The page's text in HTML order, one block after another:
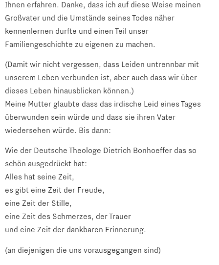
Ihnen erfahren. Danke, dass ich auf diese Weise meinen
Großvater und die Umstände seines Todes näher
kennenlernen durfte und einen Teil unser
Familiengeschichte zu eigenen zu machen.
(Damit wir nicht vergessen, dass Leiden untrennbar mit
unserem Leben verbunden ist, aber auch dass wir über
dieses Leben hinausblicken können.)
Meine Mutter glaubte dass das irdische Leid eines Tages
überwunden sein würde und dass sie ihren Vater
wiedersehen würde. Bis dann:
Wie der Deutsche Theologe Dietrich Bonhoeffer das so
schön ausgedrückt hat:
Alles hat seine Zeit,
es gibt eine Zeit der Freude,
eine Zeit der Stille,
eine Zeit des Schmerzes, der Trauer
und eine Zeit der dankbaren Erinnerung.
(an diejenigen die uns vorausgegangen sind)